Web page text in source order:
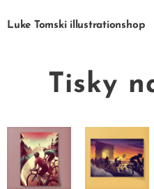
Luke Tomski illustrationshop
Tisky